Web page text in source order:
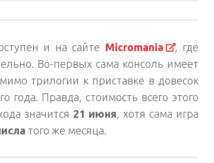
и на сайте Micromania
, где
Во-первых сама консоль имеет
трилогии к приставке в довесок
года. Правда, стоимость всего этого
значится 21 июня, хотя сама игра
того же месяца.